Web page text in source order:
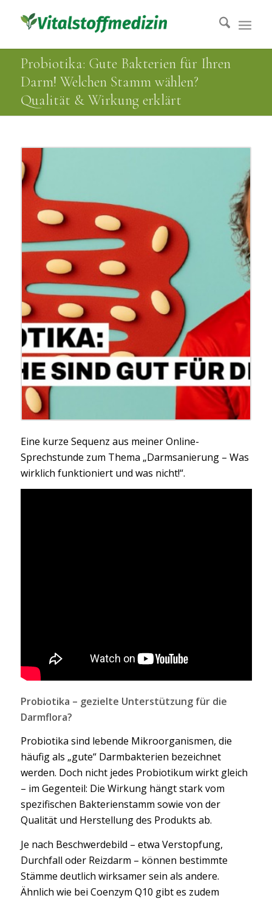
Probiotika: Gute Bakterien für Ihren
Darm! Welchen Stamm wählen?
Qualität & Wirkung erklärt
Eine kurze Sequenz aus meiner Online-
Sprechstunde zum Thema „Darmsanierung – Was
wirklich funktioniert und was nicht!“.
Probiotika – gezielte Unterstützung für die
Darmflora?
Probiotika sind lebende Mikroorganismen, die
häufig als „gute“ Darmbakterien bezeichnet
werden. Doch nicht jedes Probiotikum wirkt gleich
– im Gegenteil: Die Wirkung hängt stark vom
spezifischen Bakterienstamm sowie von der
Qualität und Herstellung des Produkts ab.
Je nach Beschwerdebild – etwa Verstopfung,
Durchfall oder Reizdarm – können bestimmte
Stämme deutlich wirksamer sein als andere.
Ähnlich wie bei Coenzym Q10 gibt es zudem